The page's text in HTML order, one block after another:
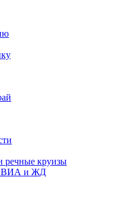
речные круизы
и ЖД